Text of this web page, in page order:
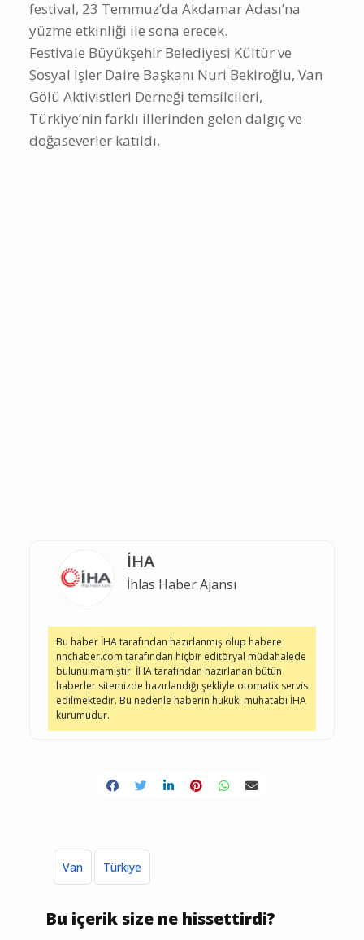
festival, 23 Temmuz’da Akdamar Adası’na
yüzme etkinliği ile sona erecek.
Festivale Büyükşehir Belediyesi Kültür ve
Sosyal İşler Daire Başkanı Nuri Bekiroğlu, Van
Gölü Aktivistleri Derneği temsilcileri,
Türkiye’nin farklı illerinden gelen dalgıç ve
doğaseverler katıldı.
İHA
İhlas Haber Ajansı
Bu haber İHA tarafından hazırlanmış olup habere
nnchaber.com tarafından hiçbir editöryal müdahalede
bulunulmamıştır. İHA tarafından hazırlanan bütün
haberler sitemizde hazırlandığı şekliyle otomatik servis
edilmektedir. Bu nedenle haberin hukuki muhatabı İHA
kurumudur.
Van Türkiye
Bu içerik size ne hissettirdi?